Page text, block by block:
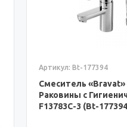
Артикул: Bt-177394
Смеситель
Раковины с
F13783C-3 (Bt-